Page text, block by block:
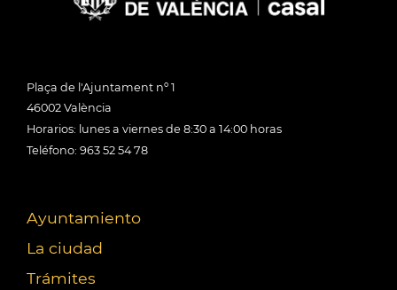
Plaça de l'Ajuntament nº 1
46002 València
Horarios: lunes a viernes de 8:30 a 14:00 horas
Teléfono: 963 52 54 78
Ayuntamiento
La ciudad
Trámites